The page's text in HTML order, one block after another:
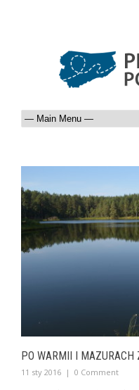
PO WARMII I
11 sty 2016 | 0 Comment